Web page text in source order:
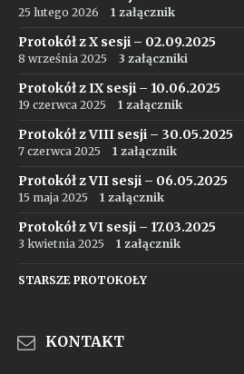
25 lutego 2026 1 załącznik
Protokół z X sesji – 02.09.2025
8 września 2025 3 załączniki
Protokół z IX sesji – 10.06.2025
19 czerwca 2025 1 załącznik
Protokół z VIII sesji – 30.05.2025
7 czerwca 2025 1 załącznik
Protokół z VII sesji – 06.05.2025
15 maja 2025 1 załącznik
Protokół z VI sesji – 17.03.2025
3 kwietnia 2025 1 załącznik
STARSZE PROTOKOŁY
KONTAKT